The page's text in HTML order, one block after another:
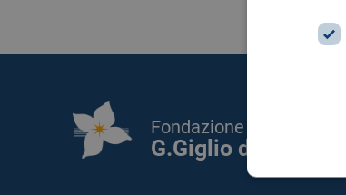
Fondazione Istituto
G.Giglio di Cefalù